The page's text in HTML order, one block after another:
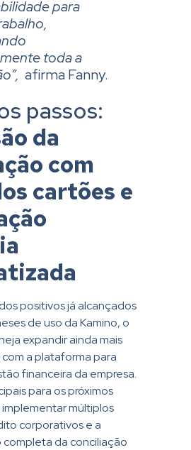
para
toda a
afirma Fanny.
passos:
da
com
cartões e
positivos já alcançados
de uso da Kamino, o
expandir ainda mais
a plataforma para
financeira da empresa.
para os próximos
implementar múltiplos
corporativos e a
da conciliação